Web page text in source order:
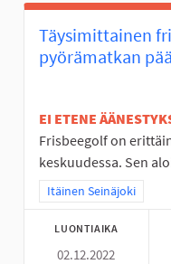
Täysimittainen
pyörämatkan
EI ETENE
Frisbeegolf on
keskuudessa. Sen
Rajaa tulokset teeman
Itäinen Seinäjoki
LUONTIAIKA
02.12.2022